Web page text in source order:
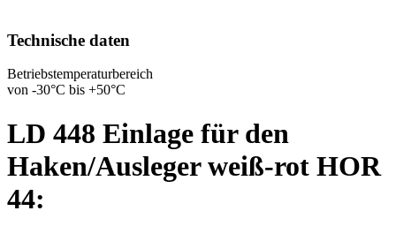
Technische daten
Betriebstemperaturbereich
von -30°C bis +50°C
LD 448 Einlage für den
Haken/Ausleger weiß-rot HOR
44: